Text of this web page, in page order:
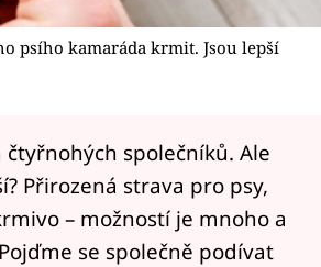
psího kamaráda krmit. Jsou lepší
společníků. Ale
Přirozená strava pro psy,
– možností je mnoho a
se společně podívat